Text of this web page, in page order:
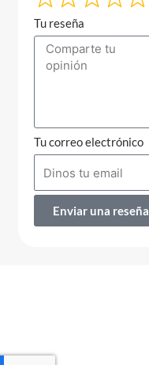
Tu reseña
Tu correo electrónico
Enviar una reseña